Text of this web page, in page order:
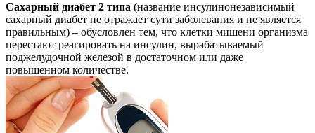
Сахарный диабет 2 типа (название инсулинонезависимый
сахарный диабет не отражает сути заболевания и не является
правильным) – обусловлен тем, что клетки мишени организма
перестают реагировать на инсулин, вырабатываемый
поджелудочной железой в достаточном или даже
повышенном количестве.